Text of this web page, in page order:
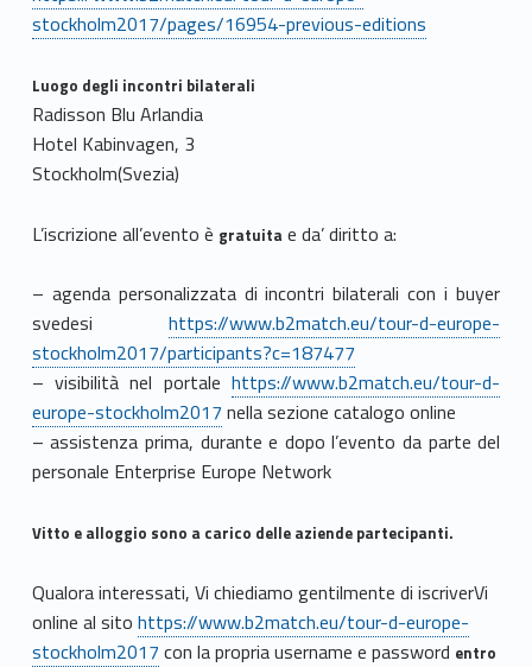
stockholm2017/pages/16954-previous-editions
Luogo degli incontri bilaterali
Radisson Blu Arlandia
Hotel Kabinvagen, 3
Stockholm(Svezia)
L’iscrizione all’evento è gratuitae da’ diritto a:
– agenda personalizzata di incontri bilaterali con i buyer
svedesihttps://www.b2match.eu/tour-d-europe-
stockholm2017/participants?c=187477
– visibilità nel portalehttps://www.b2match.eu/tour-d-
europe-stockholm2017 nella sezione catalogo online
– assistenza prima, durante e dopo l’evento da parte del
personale Enterprise Europe Network
Vitto e alloggio sono a carico delle aziende partecipanti.
Qualora interessati, Vi chiediamo gentilmente di iscriverVi
online al sito https://www.b2match.eu/tour-d-europe-
stockholm2017 con la propria username e password entro